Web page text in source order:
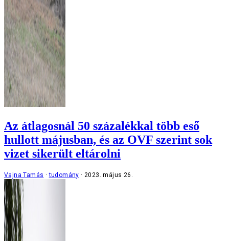
Az átlagosnál 50 százalékkal több eső
hullott májusban, és az OVF szerint sok
vizet sikerült eltárolni
Vajna Tamás tudomány 2023. május 26.